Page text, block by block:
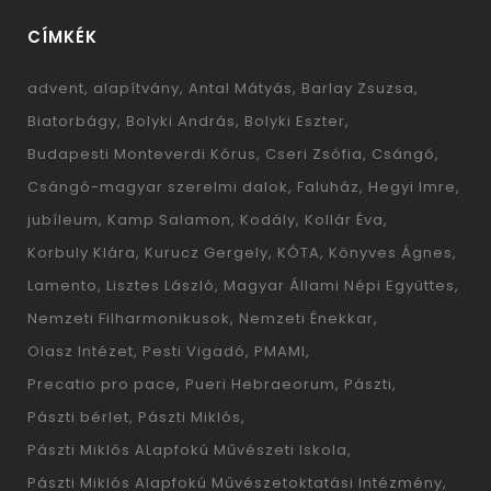
CÍMKÉK
advent alapítvány Antal Mátyás Barlay Zsuzsa
Biatorbágy Bolyki András Bolyki Eszter
Budapesti Monteverdi Kórus Cseri Zsófia Csángó
Csángó-magyar szerelmi dalok Faluház Hegyi Imre
jubíleum Kamp Salamon Kodály Kollár Éva
Korbuly Klára Kurucz Gergely KÓTA Könyves Ágnes
Lamento Lisztes László Magyar Állami Népi Együttes
Nemzeti Filharmonikusok Nemzeti Énekkar
Olasz Intézet Pesti Vigadó PMAMI
Precatio pro pace Pueri Hebraeorum Pászti
Pászti bérlet Pászti Miklós
Pászti Miklós ALapfokú Művészeti Iskola
Pászti Miklós Alapfokú Művészetoktatási Intézmény